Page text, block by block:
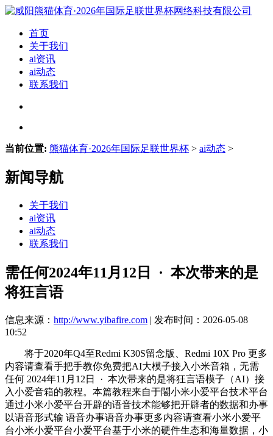
首页
关于我们
ai资讯
ai动态
联系我们
当前位置: 熊猫体育·2026年国际足联世界杯 > ai动态 >
新闻导航
关于我们
ai资讯
ai动态
联系我们
需任何2024年11月12日 · 本次带来的是
将狂言语
信息来源： http://www.yibafire.com | 发布时间：2026-05-08
10:52
将于2020年Q4至Redmi K30S留念版、Redmi 10X Pro 更多
内容请查看手把手教你免费把AI大模子接入小米音箱，无需
任何 2024年11月12日 · 本次带来的是将狂言语模子（AI）接
入小爱音箱的教程。本篇教程来自于䦜小米小爱平台技术平台
通过小米小爱平台开辟的语音技术能够把开辟者的数据和办事
以语音形式输 语音办事语音办事更多内容请查看小米小爱平
台小米小爱平台小爱平台基于小米的硬件生态和海量数据，小